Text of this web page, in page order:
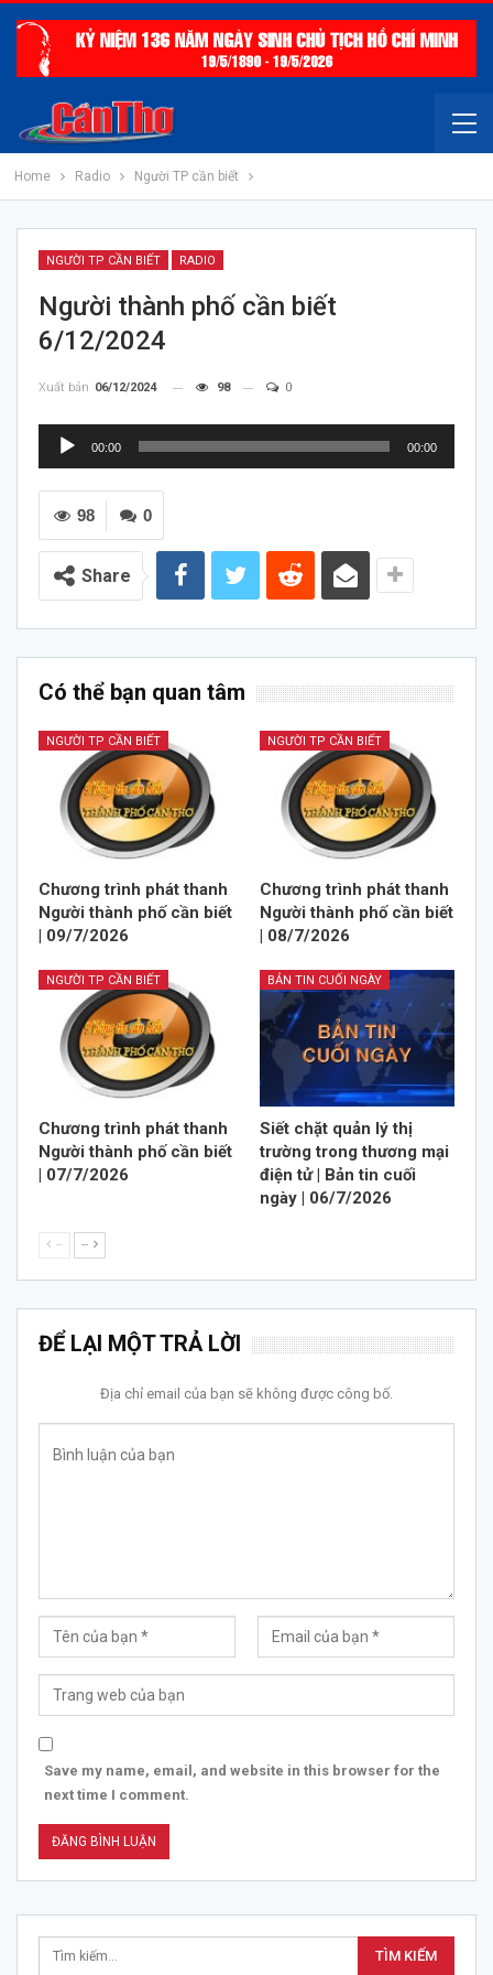
Home Radio Người TP cần biết
NGƯỜI TP CẦN BIẾT RADIO
Người thành phố cần biết
6/12/2024
Xuất bản 06/12/2024 98 0
Trình
Audio
00:00 00:00
0
98
Share
Có thể bạn quan tâm
NGƯỜI TP CẦN BIẾT
Chương trình phát thanh
Người thành phố cần biết
| 09/7/2026
NGƯỜI TP CẦN BIẾT
Chương trình phát thanh
Người thành phố cần biết
| 08/7/2026
NGƯỜI TP CẦN BIẾT
Chương trình phát thanh
Người thành phố cần biết
| 07/7/2026
BẢN TIN CUỐI NGÀY
Siết chặt quản lý thị
trường trong thương mại
điện tử | Bản tin cuối
ngày | 06/7/2026
-- --
ĐỂ LẠI MỘT TRẢ LỜI
Địa chỉ email của bạn sẽ không được công bố.
Save my name, email, and website in this browser for the
next time I comment.